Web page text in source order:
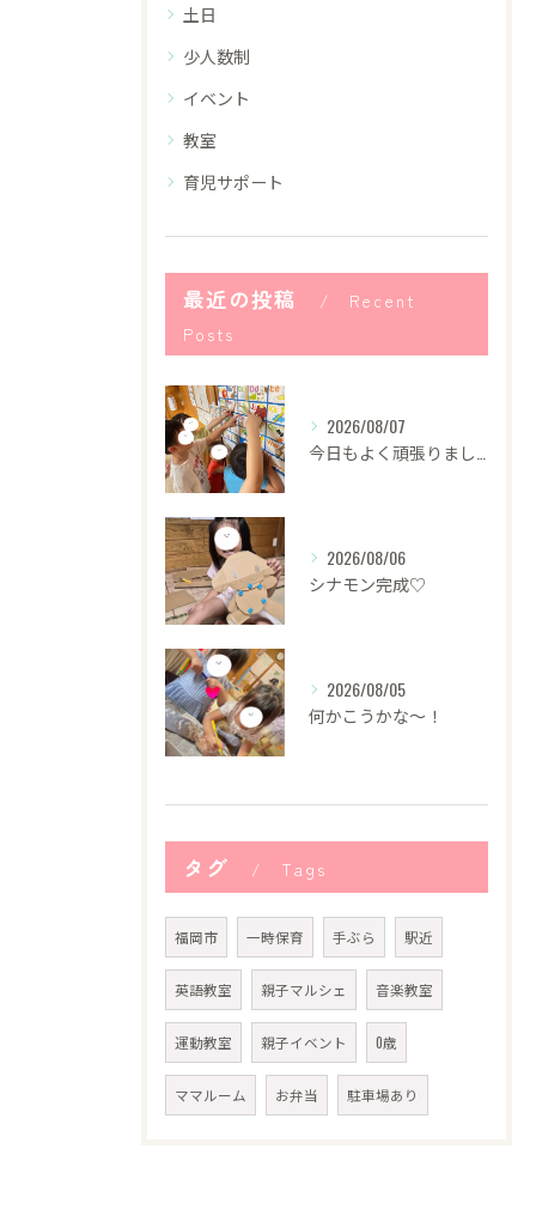
土日
少人数制
イベント
教室
育児サポート
最近の投稿
Recent
Posts
2026/08/07
今日もよく頑張りました！
2026/08/06
シナモン完成♡
2026/08/05
何かこうかな〜！
タグ Tags
福岡市 一時保育 手ぶら 駅近
英語教室 親子マルシェ 音楽教室
運動教室 親子イベント 0歳
ママルーム お弁当 駐車場あり